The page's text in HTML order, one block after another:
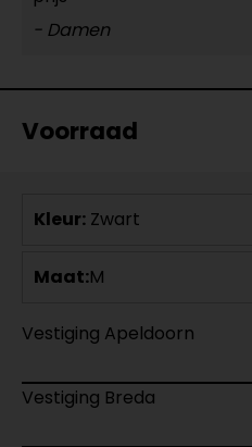
- Damen
Voorraad
Kleur: Zwart
Maat:M
Vestiging Apeldoorn
Vestiging Breda